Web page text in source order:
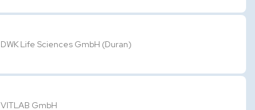
DWK Life Sciences GmbH (Duran)
VITLAB GmbH